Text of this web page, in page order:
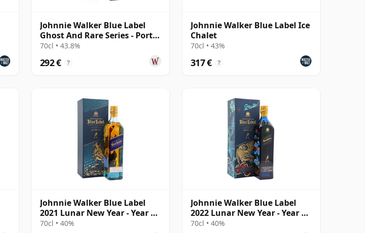
Johnnie Walker Blue Label
Ghost And Rare Series - Port
Dundas & R
70cl • 43.8%
292 € ?
Johnnie Walker Blue Label Ice
Chalet
70cl • 43%
317 € ?
Johnnie Walker Blue Label
2021 Lunar New Year - Year Of
The Ox Bl
70cl • 40%
Johnnie Walker Blue Label
2022 Lunar New Year - Year Of
The Tiger
70cl • 40%